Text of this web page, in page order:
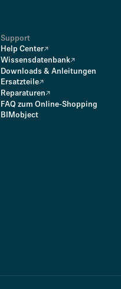
Support
Help Center
Wissensdatenbank
Downloads & Anleitungen
Ersatzteile
Reparaturen
FAQ zum Online-Shopping
BIMobject